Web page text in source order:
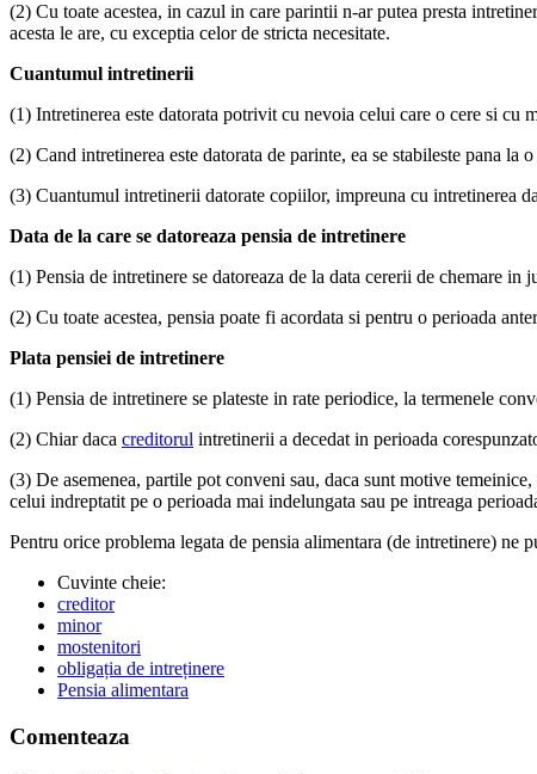
(2) Cu toate acestea, in cazul in care parintii n-ar putea presta
acesta le are, cu exceptia celor de stricta necesitate.
Cuantumul intretinerii
(1) Intretinerea este datorata potrivit cu nevoia celui care o cere si cu
(2) Cand intretinerea este datorata de parinte, ea se stabileste pana
(3) Cuantumul intretinerii datorate copiilor, impreuna cu intretinerea
Data de la care se datoreaza pensia de intretinere
(1) Pensia de intretinere se datoreaza de la data cererii de chemare in
(2) Cu toate acestea, pensia poate fi acordata si pentru o perioada
Plata pensiei de intretinere
(1) Pensia de intretinere se plateste in rate periodice, la termenele
(2) Chiar daca creditorul intretinerii a decedat in perioada
(3) De asemenea, partile pot conveni sau, daca sunt motive
celui indreptatit pe o perioada mai indelungata sau pe intreaga
Pentru orice problema legata de pensia alimentara (de intretinere) ne
Cuvinte cheie:
creditor
minor
mostenitori
obligația de intreținere
Pensia alimentara
Comenteaza